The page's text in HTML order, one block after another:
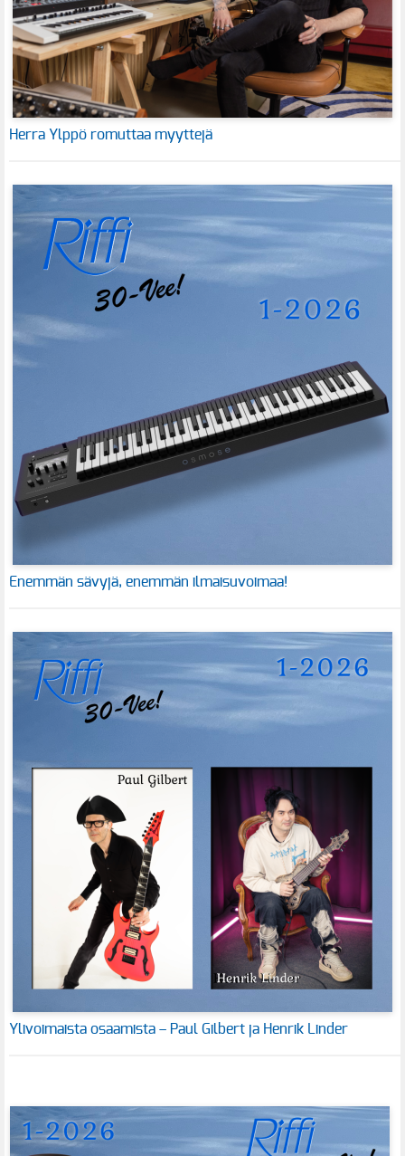
Herra Ylppö romuttaa myyttejä
Enemmän sävyjä, enemmän ilmaisuvoimaa!
Ylivoimaista osaamista – Paul Gilbert ja Henrik Linder